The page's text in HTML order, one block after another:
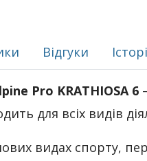
Відгуки
Pro KRATHIOSA 6
для всіх видів
видах спорту,